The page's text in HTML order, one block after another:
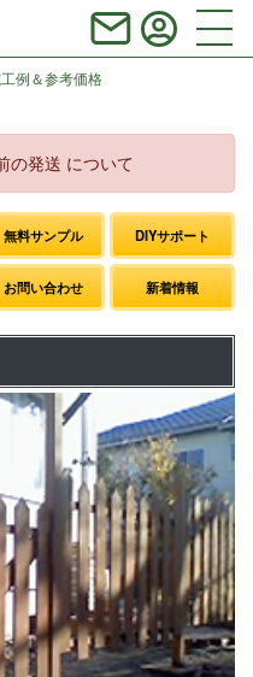
例＆参考価格
の発送 について
無料サンプル DIYサポート
お問い合わせ 新着情報